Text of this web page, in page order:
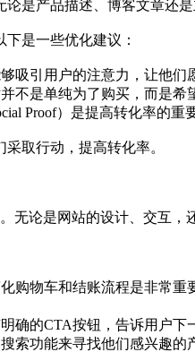
是产品描述、博客文章还
是一些优化建议：
吸引用户的注意力，让他
不是单纯为了购买，而是
Proof）是提高转化率的
取行动，提高转化率。
无论是网站的设计、交互，
购物车和结账流程是非常
确的CTA按钮，告诉用户下
索功能来寻找他们感兴趣